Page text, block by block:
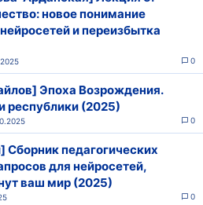
новое понимание
и переизбытка
0
Эпоха Возрождения.
республики (2025)
0
Сборник педагогических
для нейросетей,
ваш мир (2025)
0